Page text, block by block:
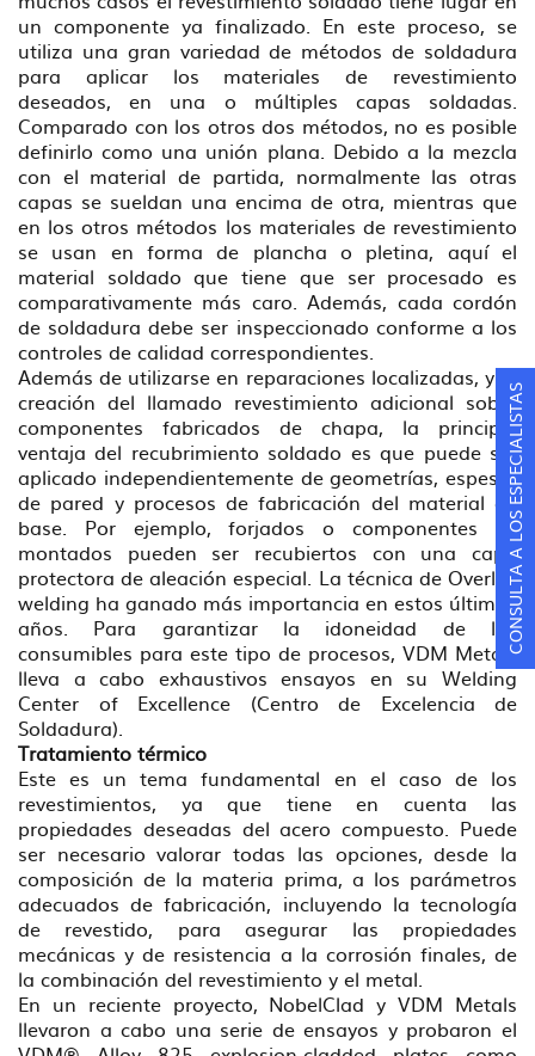
un componente ya finalizado. En este proceso, se
utiliza una gran variedad de métodos de soldadura
para aplicar los materiales de revestimiento
deseados, en una o múltiples capas soldadas.
Comparado con los otros dos métodos, no es posible
definirlo como una unión plana. Debido a la mezcla
con el material de partida, normalmente las otras
capas se sueldan una encima de otra, mientras que
en los otros métodos los materiales de revestimiento
se usan en forma de plancha o pletina, aquí el
material soldado que tiene que ser procesado es
comparativamente más caro. Además, cada cordón
de soldadura debe ser inspeccionado conforme a los
controles de calidad correspondientes.
Además de utilizarse en reparaciones localizadas, y la
creación del llamado revestimiento adicional sobre
componentes fabricados de chapa, la principal
ventaja del recubrimiento soldado es que puede ser
aplicado independientemente de geometrías, espesor
de pared y procesos de fabricación del material de
base. Por ejemplo, forjados o componentes ya
montados pueden ser recubiertos con una capa
protectora de aleación especial. La técnica de Overlay
welding ha ganado más importancia en estos últimos
años. Para garantizar la idoneidad de los
consumibles para este tipo de procesos, VDM Metals
lleva a cabo exhaustivos ensayos en su Welding
Center of Excellence (Centro de Excelencia de
Soldadura).
Tratamiento térmico
Este es un tema fundamental en el caso de los
revestimientos, ya que tiene en cuenta las
propiedades deseadas del acero compuesto. Puede
ser necesario valorar todas las opciones, desde la
composición de la materia prima, a los parámetros
adecuados de fabricación, incluyendo la tecnología
de revestido, para asegurar las propiedades
mecánicas y de resistencia a la corrosión finales, de
la combinación del revestimiento y el metal.
En un reciente proyecto, NobelClad y VDM Metals
llevaron a cabo una serie de ensayos y probaron el
CONSULTA A LOS ESPECIALISTAS